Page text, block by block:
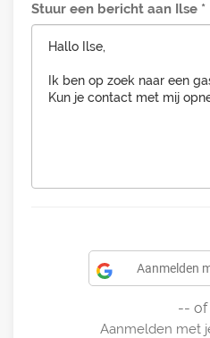
Stuur een bericht aan Ilse
Aanmelden
--
Aanmelden met